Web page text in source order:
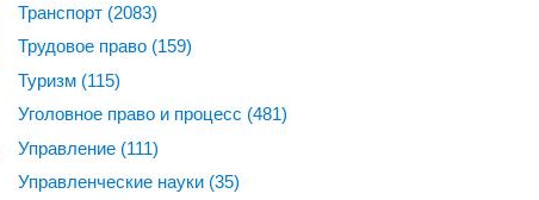
Транспорт (2083)
Трудовое право (159)
Туризм (115)
Уголовное право и процесс (481)
Управление (111)
Управленческие науки (35)